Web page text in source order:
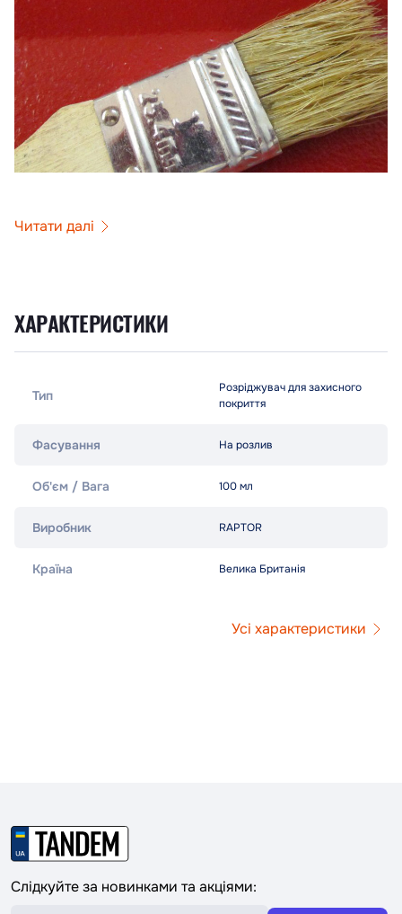
Читати далі
ХАРАКТЕРИСТИКИ
Тип
Розріджувач для захисного
покриття
Фасування На розлив
Об'єм / Вага 100 мл
Виробник RAPTOR
Країна Велика Британія
Усі характеристики
Слідкуйте за новинками та акціями: